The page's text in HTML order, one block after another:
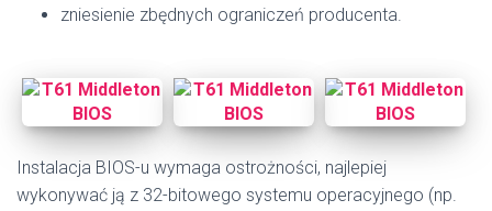
zniesienie zbędnych ograniczeń producenta.
Instalacja BIOS-u wymaga ostrożności, najlepiej
wykonywać ją z 32-bitowego systemu operacyjnego (np.